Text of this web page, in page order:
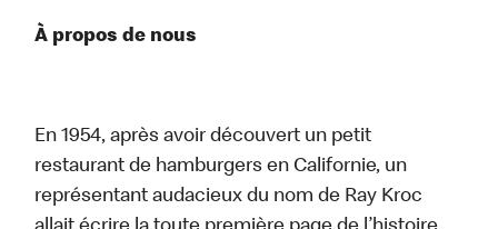
À propos de nous
En 1954, après avoir découvert un petit
restaurant de hamburgers en Californie, un
représentant audacieux du nom de Ray Kroc